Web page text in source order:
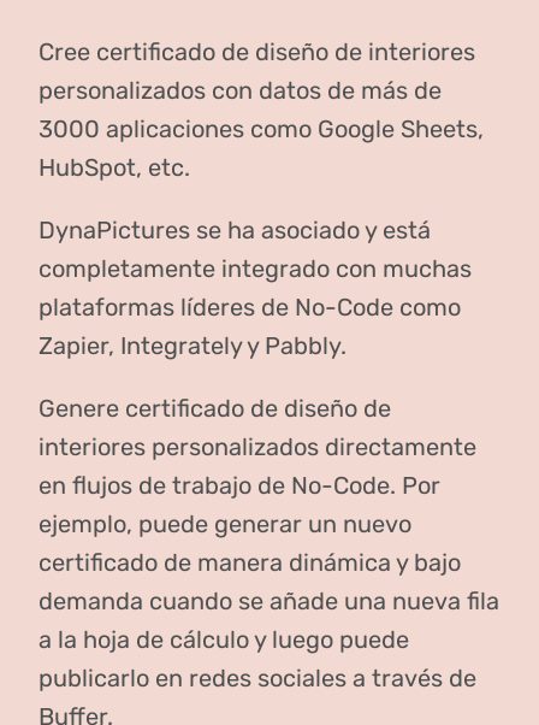
Cree certificado de diseño de interiores
personalizados con datos de más de
3000 aplicaciones como Google Sheets,
HubSpot, etc.
DynaPictures se ha asociado y está
completamente integrado con muchas
plataformas líderes de No-Code como
Zapier, Integrately y Pabbly.
Genere certificado de diseño de
interiores personalizados directamente
en flujos de trabajo de No-Code. Por
ejemplo, puede generar un nuevo
certificado de manera dinámica y bajo
demanda cuando se añade una nueva fila
a la hoja de cálculo y luego puede
publicarlo en redes sociales a través de
Buffer.